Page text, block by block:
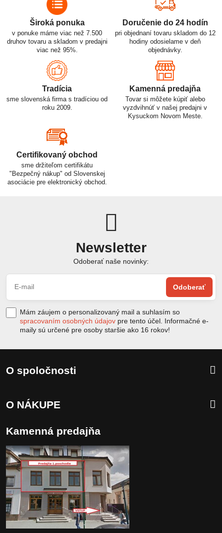
Široká ponuka
v ponuke máme viac než 7.500
druhov tovaru a skladom v predajni
viac než 95%.
Doručenie do 24 hodín
pri objednaní tovaru skladom do 12
hodiny odosielame v deň
objednávky.
Tradícia
sme slovenská firma s tradíciou od
roku 2009.
Kamenná predajňa
Tovar si môžete kúpiť alebo
vyzdvihnúť v našej predajni v
Kysuckom Novom Meste.
Certifikovaný obchod
sme držiteľom certifikátu
"Bezpečný nákup" od Slovenskej
asociácie pre elektronický obchod.
Newsletter
Odoberať naše novinky:
Odoberať
Mám záujem o personalizovaný mail a suhlasím so
spracovaním osobných údajov pre tento účel. Informačné e-
maily sú určené pre osoby staršie ako 16 rokov!
O spoločnosti
O NÁKUPE
Kamenná predajňa